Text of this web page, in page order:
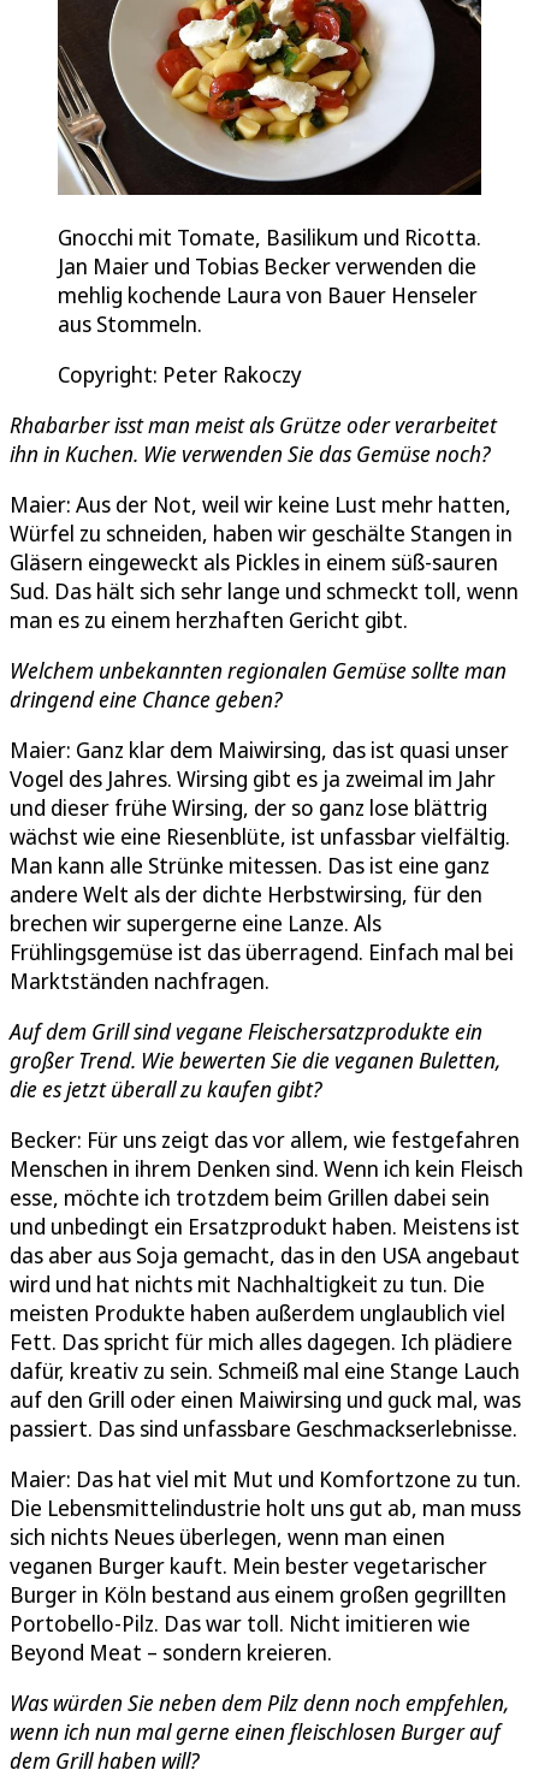
Gnocchi mit Tomate, Basilikum und Ricotta.
Jan Maier und Tobias Becker verwenden die
mehlig kochende Laura von Bauer Henseler
aus Stommeln.
Copyright: Peter Rakoczy
Rhabarber isst man meist als Grütze oder verarbeitet
ihn in Kuchen. Wie verwenden Sie das Gemüse noch?
Maier: Aus der Not, weil wir keine Lust mehr hatten,
Würfel zu schneiden, haben wir geschälte Stangen in
Gläsern eingeweckt als Pickles in einem süß-sauren
Sud. Das hält sich sehr lange und schmeckt toll, wenn
man es zu einem herzhaften Gericht gibt.
Welchem unbekannten regionalen Gemüse sollte man
dringend eine Chance geben?
Maier: Ganz klar dem Maiwirsing, das ist quasi unser
Vogel des Jahres. Wirsing gibt es ja zweimal im Jahr
und dieser frühe Wirsing, der so ganz lose blättrig
wächst wie eine Riesenblüte, ist unfassbar vielfältig.
Man kann alle Strünke mitessen. Das ist eine ganz
andere Welt als der dichte Herbstwirsing, für den
brechen wir supergerne eine Lanze. Als
Frühlingsgemüse ist das überragend. Einfach mal bei
Marktständen nachfragen.
Auf dem Grill sind vegane Fleischersatzprodukte ein
großer Trend. Wie bewerten Sie die veganen Buletten,
die es jetzt überall zu kaufen gibt?
Becker: Für uns zeigt das vor allem, wie festgefahren
Menschen in ihrem Denken sind. Wenn ich kein Fleisch
esse, möchte ich trotzdem beim Grillen dabei sein
und unbedingt ein Ersatzprodukt haben. Meistens ist
das aber aus Soja gemacht, das in den USA angebaut
wird und hat nichts mit Nachhaltigkeit zu tun. Die
meisten Produkte haben außerdem unglaublich viel
Fett. Das spricht für mich alles dagegen. Ich plädiere
dafür, kreativ zu sein. Schmeiß mal eine Stange Lauch
auf den Grill oder einen Maiwirsing und guck mal, was
passiert. Das sind unfassbare Geschmackserlebnisse.
Maier: Das hat viel mit Mut und Komfortzone zu tun.
Die Lebensmittelindustrie holt uns gut ab, man muss
sich nichts Neues überlegen, wenn man einen
veganen Burger kauft. Mein bester vegetarischer
Burger in Köln bestand aus einem großen gegrillten
Portobello-Pilz. Das war toll. Nicht imitieren wie
Beyond Meat – sondern kreieren.
Was würden Sie neben dem Pilz denn noch empfehlen,
wenn ich nun mal gerne einen fleischlosen Burger auf
dem Grill haben will?